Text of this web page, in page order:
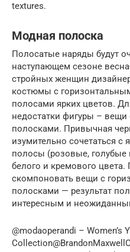
textures.
Модная полоска
Полосатые наряды будут
наступающем сезоне
стройных женщин
костюмы с
полосами ярких цветов.
недостатки фигуры –
полосками. Привычная
изумительно сочетаться
полосы (розовые,
белого и кремового цвета.
скомпоновать вещи с
полосками — результат
интересным и
@modaoperandi – Women’s